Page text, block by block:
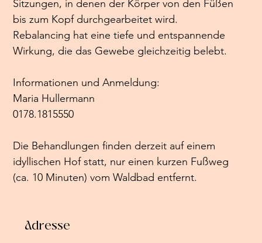
Sitzungen, in denen der Körper von den Füßen
bis zum Kopf durchgearbeitet wird.
Rebalancing hat eine tiefe und entspannende
Wirkung, die das Gewebe gleichzeitig belebt.
Informationen und Anmeldung:
Maria Hullermann
0178.1815550
Die Behandlungen finden derzeit auf einem
idyllischen Hof statt, nur einen kurzen Fußweg
(ca. 10 Minuten) vom Waldbad entfernt.
Adresse